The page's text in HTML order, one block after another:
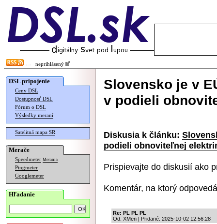
neprihlásený
DSL pripojenie
Ceny DSL
Dostupnosť DSL
Fórum o DSL
Výsledky meraní
Satelitná mapa SR
Merače
Speedmeter Merania
Pingmeter
Googlemeter
Hľadanie
Slovensko je v
v podieli
Diskusia k článku:
podieli obnoviteľnej
Prispievajte do diskusií ako
Komentár, na ktorý
Re: PL PL PL
Od: XMen | Pridané: 2025-10-02 12:56:28